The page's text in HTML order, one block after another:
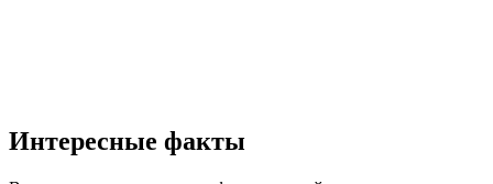
Интересные факты